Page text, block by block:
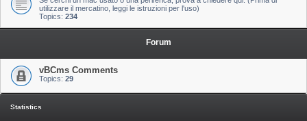
utilizzare il mercatino, leggi le istruzioni per l'uso)
Topics: 234
Forum
vBCms Comments
Topics: 29
Statistics